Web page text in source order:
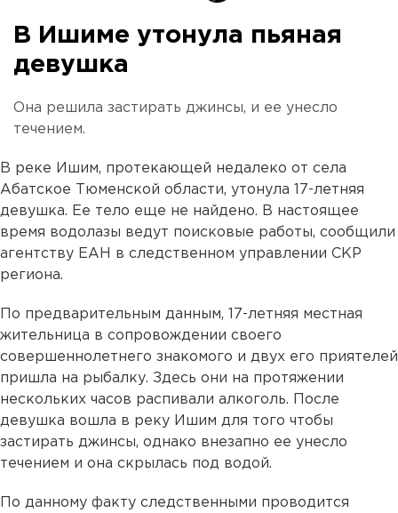
В Ишиме утонула пьяная
девушка
Она решила застирать джинсы, и ее унесло
течением.
В реке Ишим, протекающей недалеко от села
Абатское Тюменской области, утонула 17-летняя
девушка. Ее тело еще не найдено. В настоящее
время водолазы ведут поисковые работы, сообщили
агентству ЕАН в следственном управлении СКР
региона.
По предварительным данным, 17-летняя местная
жительница в сопровождении своего
совершеннолетнего знакомого и двух его приятелей
пришла на рыбалку. Здесь они на протяжении
нескольких часов распивали алкоголь. После
девушка вошла в реку Ишим для того чтобы
застирать джинсы, однако внезапно ее унесло
течением и она скрылась под водой.
По данному факту следственными проводится